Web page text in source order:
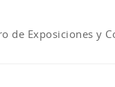
de Exposiciones y